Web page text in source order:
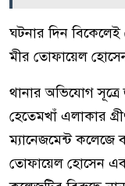
ঘটনার দিন
মীর তোফায়েল
থানার অভিযোগ সূত্রে
হেতেমখাঁ এলাকার
ম্যানেজমেন্ট কলেজে
তোফায়েল হোসেন